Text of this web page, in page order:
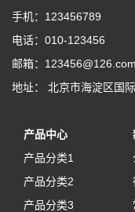
手机：123456789
电话：010-123456
邮箱：123456@126.com
地址： 北京市海淀区国
产品中心
产品分类1
产品分类2
产品分类3